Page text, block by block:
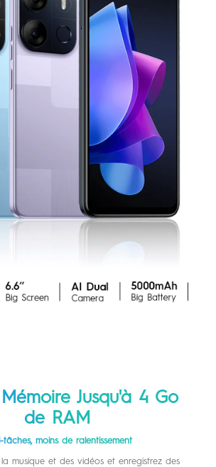
SPARK
Comparer les modèles
Jusqu'à 4 Go
de RAM
tâches, moins de ralentissement
musique et des vidéos et enregistrez des